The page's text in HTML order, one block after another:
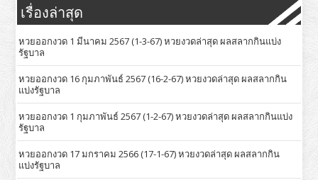
เรื่องล่าสุด
หวยออกงวด 1 มีนาคม 2567 (1-3-67) หวยงวดล่าสุด ผลสลากกินแบ่ง
รัฐบาล
หวยออกงวด 16 กุมภาพันธ์ 2567 (16-2-67) หวยงวดล่าสุด ผลสลากกิน
แบ่งรัฐบาล
หวยออกงวด 1 กุมภาพันธ์ 2567 (1-2-67) หวยงวดล่าสุด ผลสลากกินแบ่ง
รัฐบาล
หวยออกงวด 17 มกราคม 2566 (17-1-67) หวยงวดล่าสุด ผลสลากกิน
แบ่งรัฐบาล